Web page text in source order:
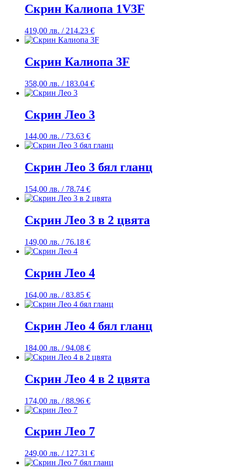
Скрин Калиопа 1V3F
419,00 лв. / 214.23 €
Скрин Калиопа 3F
358,00 лв. / 183.04 €
Скрин Лео 3
144,00 лв. / 73.63 €
Скрин Лео 3 бял гланц
154,00 лв. / 78.74 €
Скрин Лео 3 в 2 цвята
149,00 лв. / 76.18 €
Скрин Лео 4
164,00 лв. / 83.85 €
Скрин Лео 4 бял гланц
184,00 лв. / 94.08 €
Скрин Лео 4 в 2 цвята
174,00 лв. / 88.96 €
Скрин Лео 7
249,00 лв. / 127.31 €